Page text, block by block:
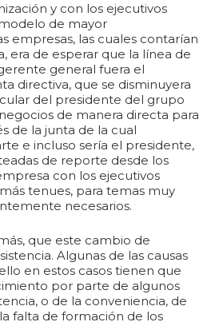
y con los ejecutivos
de mayor
empresas, las cuales contarían
era de esperar que la línea de
general fuera el
directiva, que se disminuyera
del presidente del grupo
de manera directa para
de la junta de la cual
e incluso sería el presidente,
de reporte desde los
con los ejecutivos
tenues, para temas muy
necesarios.
que este cambio de
Algunas de las causas
en estos casos tienen que
por parte de algunos
o de la conveniencia, de
falta de formación de los